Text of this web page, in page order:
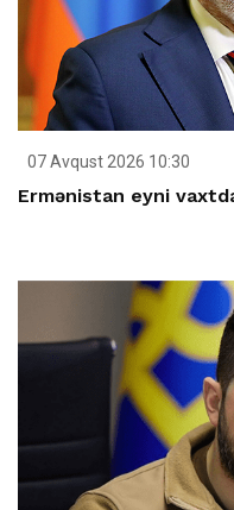
07 Avqust 2026 10:30
Ermənistan eyni